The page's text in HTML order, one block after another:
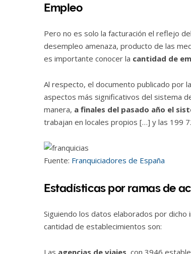
Empleo
Pero no es solo la facturación el reflejo
desempleo amenaza, producto de las
es importante conocer la cantidad de
Al respecto, el documento publicado por
aspectos más significativos del sistema
manera, a finales del pasado año el
trabajan en locales propios […] y las 199
Fuente: Franquiciadores de España
Estadísticas por ramas de
Siguiendo los datos elaborados por
cantidad de establecimientos son: